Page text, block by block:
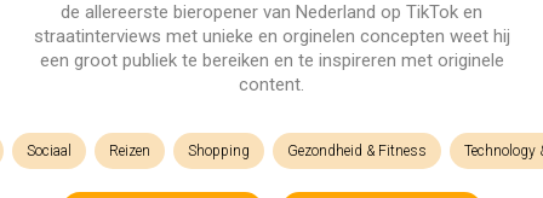
de allereerste bieropener van Nederland op TikTok en
straatinterviews met unieke en orginelen concepten weet hij
een groot publiek te bereiken en te inspireren met originele
content.
Sociaal Reizen Shopping Gezondheid & Fitness Technology